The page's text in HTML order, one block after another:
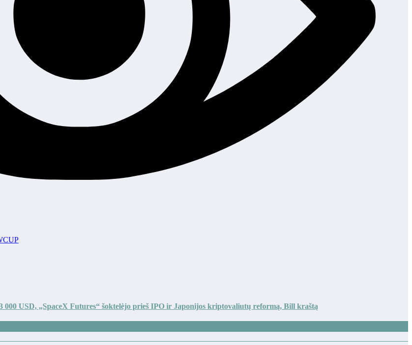
USD, „SpaceX Futures“ šoktelėjo prieš IPO ir Japonijos kriptovaliutų reformą, Bill kraštą